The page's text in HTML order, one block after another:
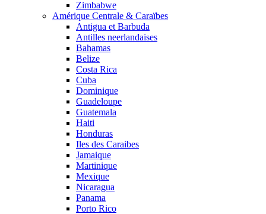
Zimbabwe
Amérique Centrale & Caraïbes
Antigua et Barbuda
Antilles neerlandaises
Bahamas
Belize
Costa Rica
Cuba
Dominique
Guadeloupe
Guatemala
Haiti
Honduras
Iles des Caraibes
Jamaique
Martinique
Mexique
Nicaragua
Panama
Porto Rico